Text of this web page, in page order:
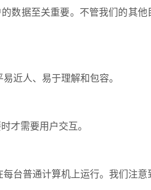
的数据至关重要。不管我们的其
易近人、易于理解和包容。
才需要用户交互。
每台普通计算机上运行。我们注